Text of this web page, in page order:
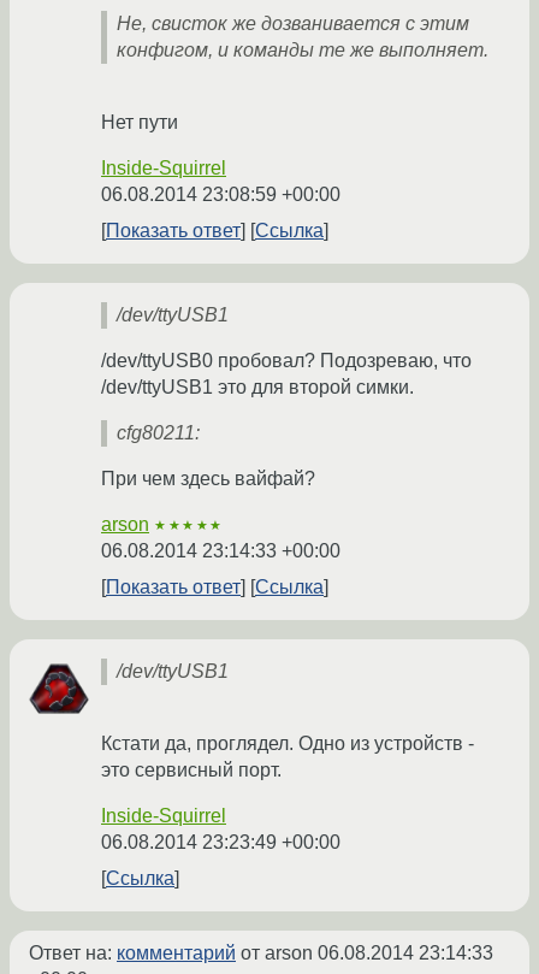
Не, свисток же дозванивается с этим
конфигом, и команды те же выполняет.
Нет пути
Inside-Squirrel
06.08.2014 23:08:59 +00:00
Показать ответ
Ссылка
/dev/ttyUSB1
/dev/ttyUSB0 пробовал? Подозреваю, что
/dev/ttyUSB1 это для второй симки.
cfg80211:
При чем здесь вайфай?
arson ★★★★★
06.08.2014 23:14:33 +00:00
Показать ответ
Ссылка
/dev/ttyUSB1
Кстати да, проглядел. Одно из устройств -
это сервисный порт.
Inside-Squirrel
06.08.2014 23:23:49 +00:00
Ссылка
Ответ на: комментарий от arson 06.08.2014 23:14:33